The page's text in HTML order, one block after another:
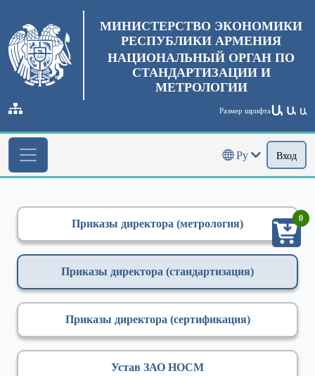
МИНИСТЕРСТВО ЭКОНОМИКИ
РЕСПУБЛИКИ АРМЕНИЯ
НАЦИОНАЛЬНЫЙ ОРГАН ПО
СТАНДАРТИЗАЦИИ И
МЕТРОЛОГИИ
Размер шрифтаԱ Ա Ա
Ру Вход
Приказы директора (метрология)
Приказы директора (стандартизация)
Приказы директора (сертификация)
Устав ЗАО НОСМ
0